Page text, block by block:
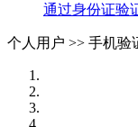
通过身份证验
个人用户 >> 手机验